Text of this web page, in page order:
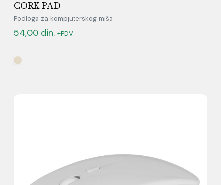
CORK PAD
Podloga za kompjuterskog miša
54,00 din. +PDV